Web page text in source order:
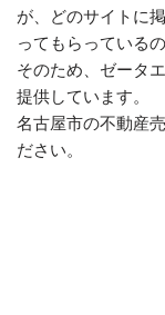
が、どのサイトに
ってもらっている
そのため、ゼータ
提供しています。
名古屋市の不動産
ださい。